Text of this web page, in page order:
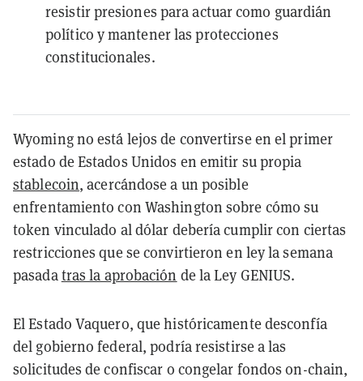
resistir presiones para actuar como guardián
político y mantener las protecciones
constitucionales.
Wyoming no está lejos de convertirse en el primer
estado de Estados Unidos en emitir su propia
stablecoin, acercándose a un posible
enfrentamiento con Washington sobre cómo su
token vinculado al dólar debería cumplir con ciertas
restricciones que se convirtieron en ley la semana
pasadatras la aprobación de la Ley GENIUS.
El Estado Vaquero, que históricamente desconfía
del gobierno federal, podría resistirse a las
solicitudes de confiscar o congelar fondos on-chain,